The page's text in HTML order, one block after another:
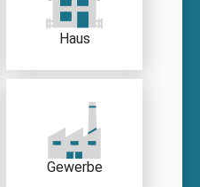
Haus
Gewerbe